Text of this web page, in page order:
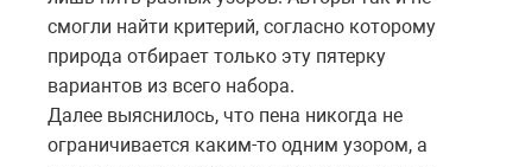
смогли найти критерий, согласно которому
природа отбирает только эту пятерку
вариантов из всего набора.
Далее выяснилось, что пена никогда не
ограничивается каким-то одним узором, а